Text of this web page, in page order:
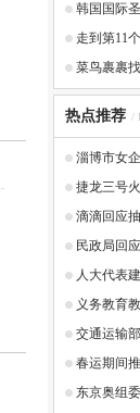
韩国国际
走到第11
菜鸟裹裹
热点推荐 /
淄博市女
捷龙三号
滴滴回应
民政局回
人大代表
义务教育
交通运输
春运期间
东京奥组